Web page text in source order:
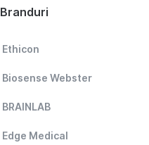
Branduri
Ethicon
Biosense Webster
BRAINLAB
Edge Medical